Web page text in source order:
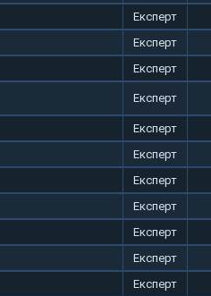
Експерт
Експерт
Експерт
Експерт
Експерт
Експерт
Експерт
Експерт
Експерт
Експерт
Експерт